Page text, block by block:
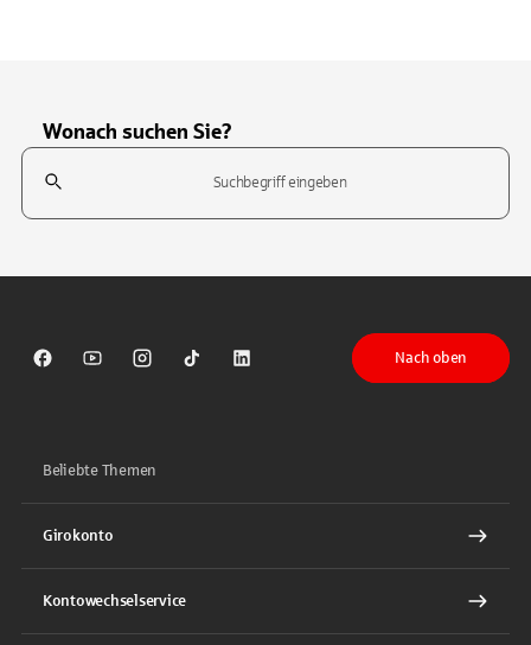
Wonach suchen Sie?
Suchfeld
Sparkasse auf Facebook
Sparkasse auf Youtube
Sparkasse auf Instagram
Sparkasse auf TikTok
Sparkasse auf LinkedIn
Nach oben
Beliebte Themen
Girokonto
Kontowechselservice